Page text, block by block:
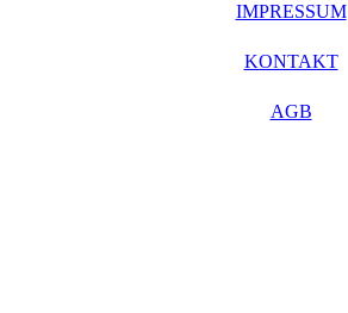
IMPRESSUM
KONTAKT
AGB